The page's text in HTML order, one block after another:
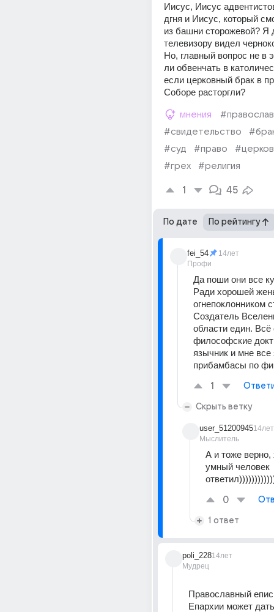
Иисус, Иисус
дгня и Иисус, который
из башни сторожевой? Я
телевизору видел
Но, главный вопрос не в
ли обвенчать в
если церковный брак в
Соборе расторгли?
мнения
#свидетельство
#суд
#право
#грех
#религия
1 45
По дате По рейтингу
fei_54
Профи
14лет
Ради хорошей
огнепоклонником
Создатель
области един. Всё
философские
язычник и мне
прибамбасы по
1
Скрыть ветку
user_51200945
Мыслитель
14лет
А и тоже верно,
умный человек
0
1 ответ
poli_228
Мудрец
14лет
Православный
Епархии может